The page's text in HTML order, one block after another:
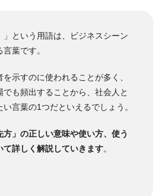
」という用語は、ビジネスシーン
葉です。
示すのに使われることが多く、
も頻出することから、社会人と
言葉の1つだといえるでしょう。
方」の正しい意味や使い方、使う
て詳しく解説していきます。